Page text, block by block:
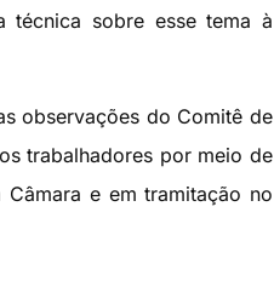
técnica sobre esse tema à
observações do Comitê de
trabalhadores por meio de
e em tramitação no